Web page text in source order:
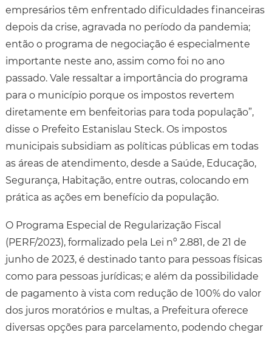
empresários têm enfrentado dificuldades financeiras
depois da crise, agravada no período da pandemia;
então o programa de negociação é especialmente
importante neste ano, assim como foi no ano
passado. Vale ressaltar a importância do programa
para o município porque os impostos revertem
diretamente em benfeitorias para toda população”,
disse o Prefeito Estanislau Steck. Os impostos
municipais subsidiam as políticas públicas em todas
as áreas de atendimento, desde a Saúde, Educação,
Segurança, Habitação, entre outras, colocando em
prática as ações em benefício da população.
O Programa Especial de Regularização Fiscal
(PERF/2023), formalizado pela Lei nº 2.881, de 21 de
junho de 2023, é destinado tanto para pessoas físicas
como para pessoas jurídicas; e além da possibilidade
de pagamento à vista com redução de 100% do valor
dos juros moratórios e multas, a Prefeitura oferece
diversas opções para parcelamento, podendo chegar